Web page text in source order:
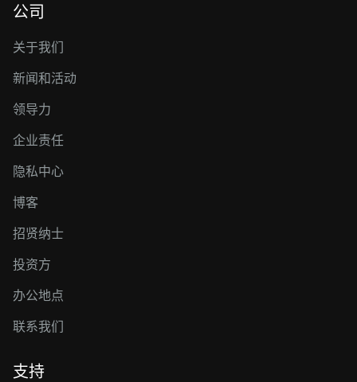
公司
关于我们
新闻和活动
领导力
企业责任
隐私中心
博客
招贤纳士
投资方
办公地点
联系我们
支持